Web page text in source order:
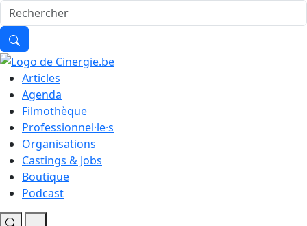
Articles
Agenda
Filmothèque
Professionnel·le·s
Organisations
Castings & Jobs
Boutique
Podcast